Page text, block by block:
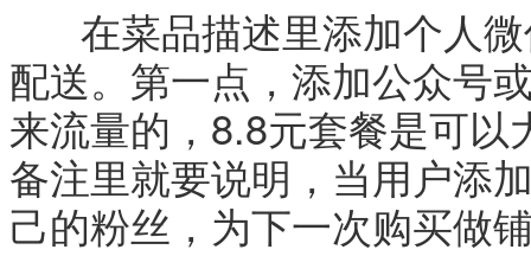
在菜品描述里添加个人微
配送。第一点，添加公众号
来流量的，8.8元套餐是可
备注里就要说明，当用户添
己的粉丝，为下一次购买做